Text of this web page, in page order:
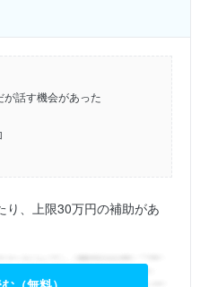
が話す機会があった
り、上限30万円の補助があ